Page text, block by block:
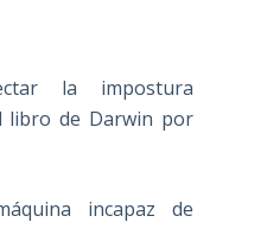
la impostura
libro de Darwin por
incapaz de